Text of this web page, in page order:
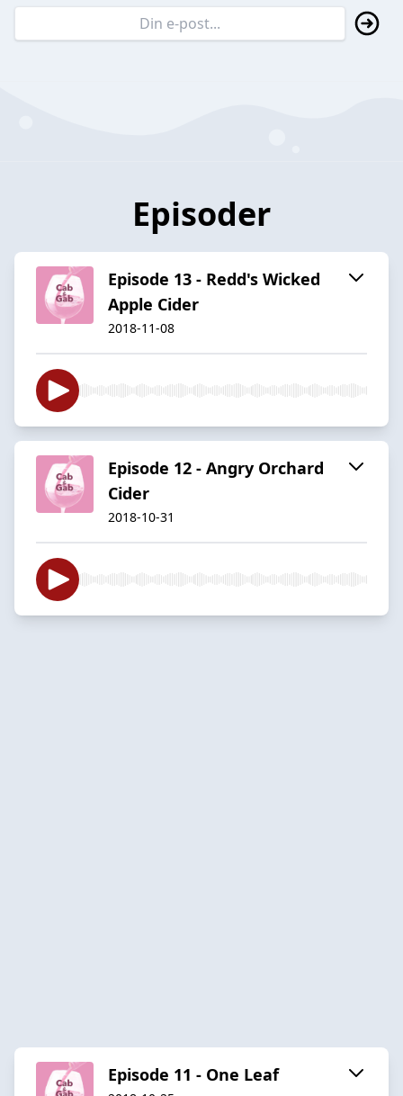
Episoder
Episode 13 - Redd's Wicked
Apple Cider
2018-11-08
Episode 12 - Angry Orchard
Cider
2018-10-31
Episode 11 - One Leaf